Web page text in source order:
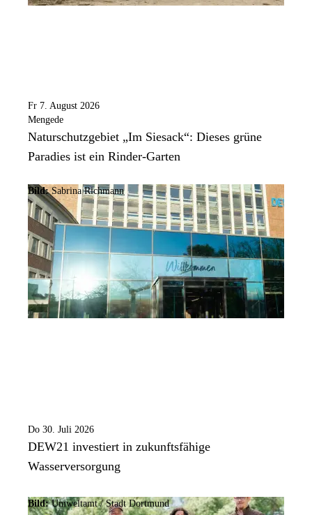
Fr 7. August 2026
Mengede
Naturschutzgebiet „Im Siesack“: Dieses grüne
Paradies ist ein Rinder-Garten
Bild: Sabrina Richmann
Do 30. Juli 2026
DEW21 investiert in zukunftsfähige
Wasserversorgung
Bild:Umweltamt /Stadt Dortmund